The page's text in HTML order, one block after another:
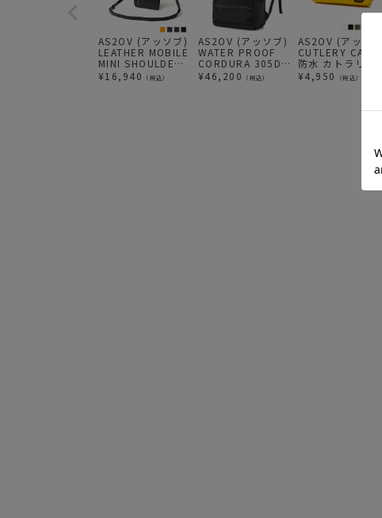
AS2OV (アッソブ)
LEATHER MOBILE
MINI SHOULDER
モバイルミニショ
ルダー
¥16,940 （税込）
AS2OV (アッソブ)
WATER PROOF
CORDURA 305D
BACK PACK / 防水
バックパック リュ
¥46,200 （税込）
AS2OV (アッソブ)
CUTLERY CASE
防水 カトラリーケ
ース X-PAC
¥4,950 （税込）